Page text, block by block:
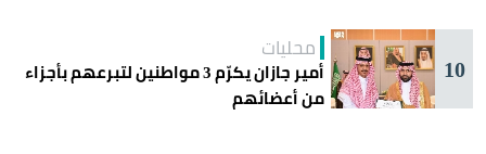
10
محليات
أمير جازان يكرّم 3 مواطنين لتبرعهم بأجزاء
من أعضائهم